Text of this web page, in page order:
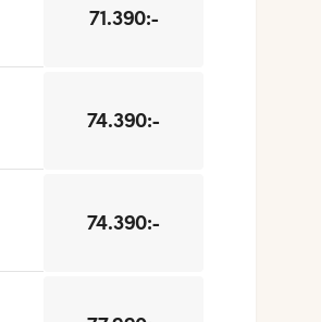
71.390:-
74.390:-
74.390:-